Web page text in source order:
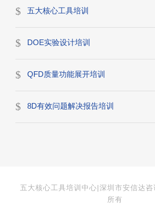
五大核心工具培训
DOE实验设计培训
QFD质量功能展开培训
8D有效问题解决报告培训
五大核心工具培训中心|深圳市安信达
所有